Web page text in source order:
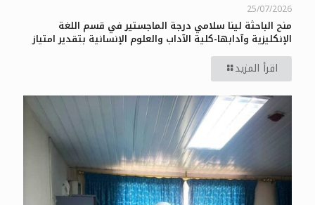
25/07/2026
منح الباحثة لينا سلامي درجة الماجستير في قسم اللغة
الإنكليزية وآدابها-كلية الآداب والعلوم الإنسانية بتقدير امتياز
اقرأ المزيد